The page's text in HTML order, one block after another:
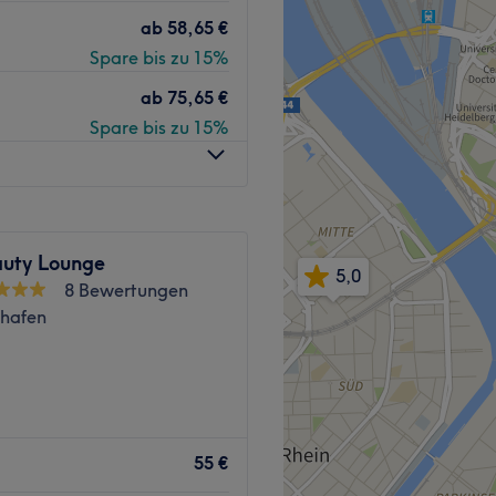
& Wimpernpflege,
Maniküre & Pediküre.
ab 58,65 €
Spare bis zu 15%
ab 75,65 €
Spare bis zu 15%
von Mannheim
Szene Mannheims mit
Lounge
8 Bewertungen
55 €
5,0